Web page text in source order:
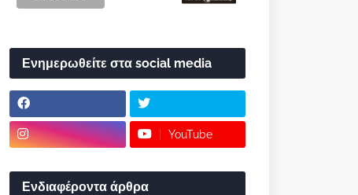
Ενημερωθείτε στα social media
YouTube
Ενδιαφέροντα άρθρα